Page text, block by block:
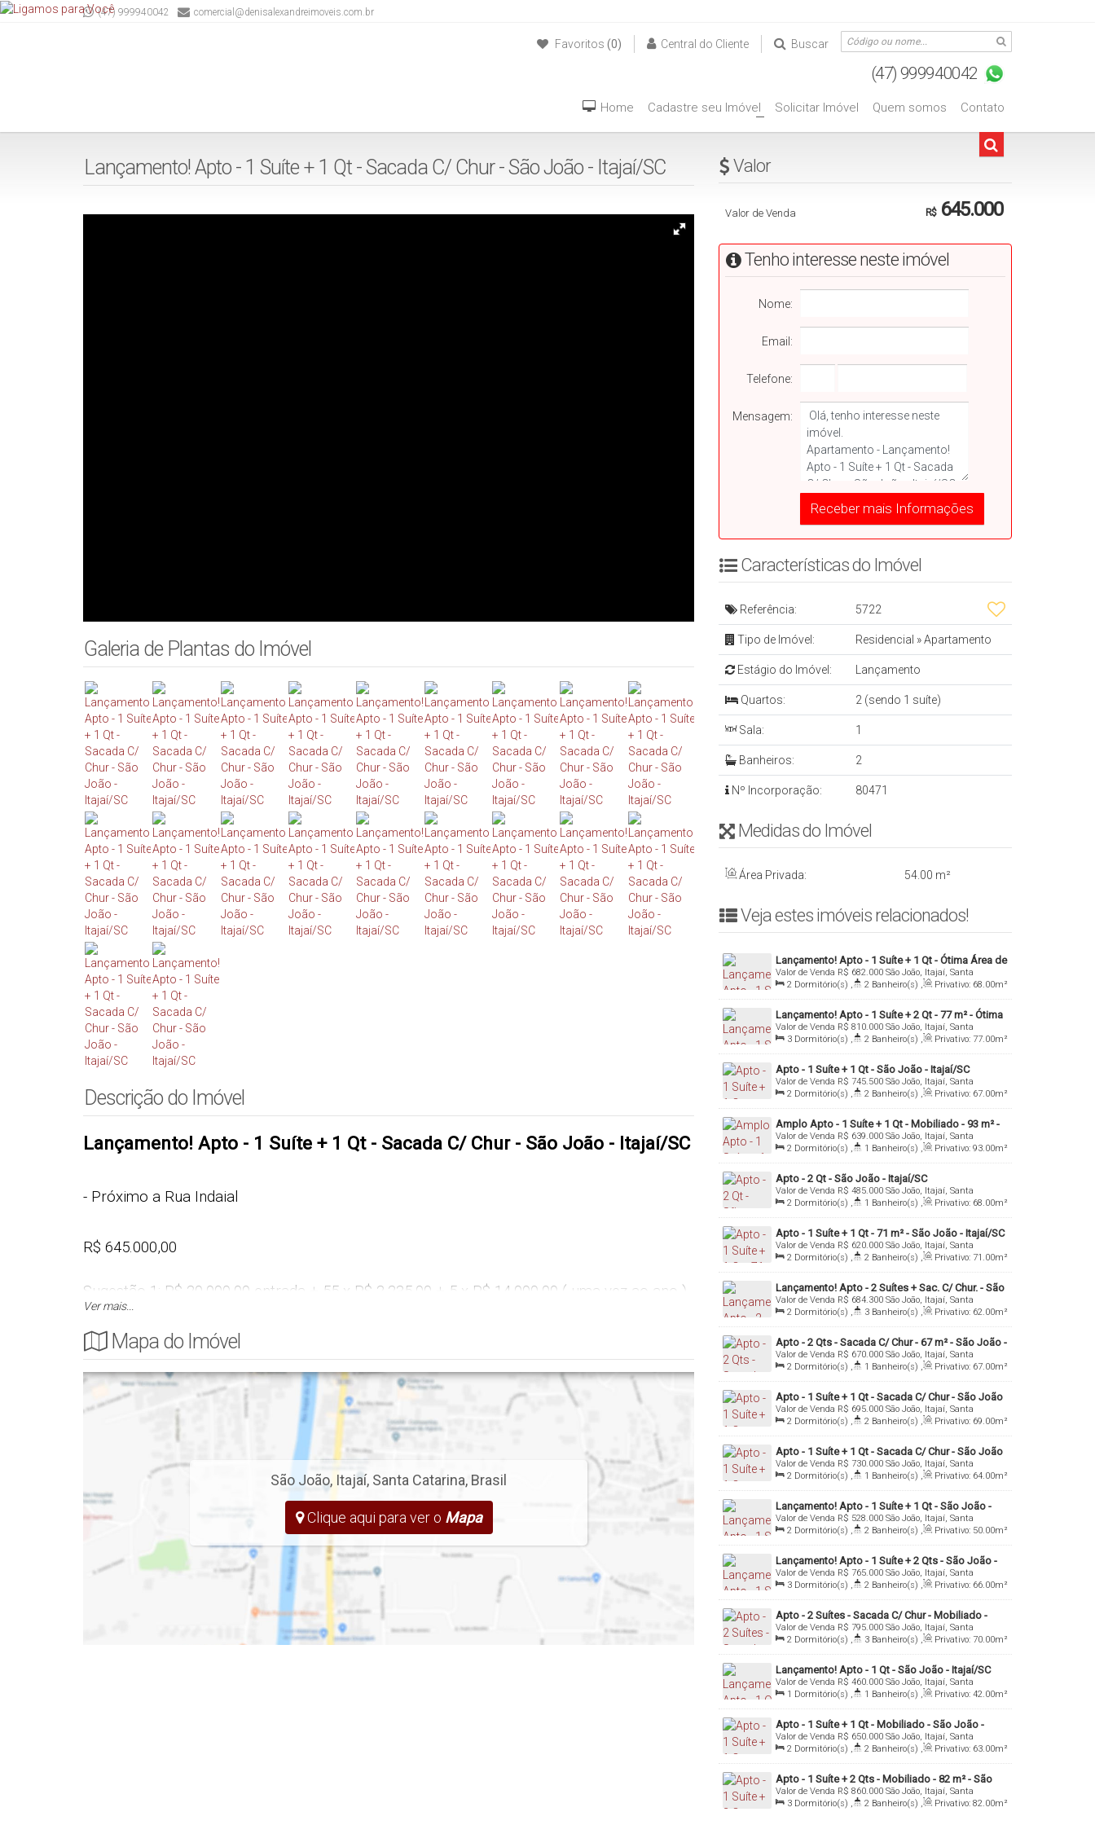
(47) 999940042 comercial@denisalexandreimoveis.com.br
Buscar
Central do Cliente
Favoritos (0)
(47) 999940042
Contato
Quem somos
Solicitar Imóvel
+
Cadastre seu Imóvel
Home
Lançamento! Apto - 1 Suíte + 1 Qt - Sacada C/ Chur - São João - Itajaí/SC
Galeria de Plantas do Imóvel
Descrição do Imóvel
Lançamento! Apto - 1 Suíte + 1 Qt - Sacada C/ Chur - São João - Itajaí/SC
- Próximo a Rua Indaial
R$ 645.000,00
Sugestão 1: R$ 20.000,00 entrada + 55 x R$ 2.235,00 + 5 x R$ 14.000,00 ( uma vez ao ano )
e após pronto parcelas fixas de R$ 4.140,00
Sugestão 2: R$ 20.000,00 entrada + 55 x R$ 2.235,00 + 5 x R$ 14.000,00 ( uma vez ao ano )
e após pronto parcelas que iniciam em R$ 5.006,00 e terminam em R$ 1.062,00
Cód.: 5722
APARTAMENTO
Ver mais...
Mapa do Imóvel
São João, Itajaí, Santa Catarina, Brasil
Clique aqui para ver o Mapa
Valorㅤㅤㅤㅤㅤㅤㅤㅤㅤㅤㅤㅤㅤ
R$645.000
Valor de Venda
Tenho interesse neste imóvel
Nome:
Email:
Telefone:
Mensagem:
Características do Imóvelㅤㅤㅤ ㅤ
Referência: 5722
Tipo de Imóvel: Residencial »Apartamento
Estágio do Imóvel: Lançamento
Quartos: 2 (sendo 1 suíte)
Sala: 1
Banheiros: 2
Nº Incorporação: 80471
Medidas do Imóvelㅤ ㅤㅤ ㅤㅤ ㅤ
Área Privada: 54 .00 m²
Veja estes imóveis relacionados!ㅤ
Lançamento! Apto - 1 Suíte + 1 Qt - Ótima Área de
Lazer - São João - Itajaí/SC
R$ 682.000
Valor de Venda
São João, Itajaí, Santa
Catarina, Brasil
2 Dormitório(s) , 2 Banheiro(s) , Privativo: 68.00m²
,
1 Sala(s) , 1 Suíte(s) , 1 Vaga(s) , Útil: 68.00m²
Lançamento! Apto - 1 Suíte + 2 Qt - 77 m² - Ótima
Área de Lazer - São João - Itajaí/SC
R$ 810.000
Valor de Venda
São João, Itajaí, Santa
Catarina, Brasil
3 Dormitório(s) , 2 Banheiro(s) , Privativo: 77.00m²
,
1 Sala(s) , 1 Suíte(s) , 1 Vaga(s) , Útil: 77.00m²
Apto - 1 Suíte + 1 Qt - São João - Itajaí/SC
R$ 745.500
Valor de Venda
São João, Itajaí, Santa
Catarina, Brasil
2 Dormitório(s) , 2 Banheiro(s) , Privativo: 67.00m²
,
1 Sala(s) , 1 Suíte(s) , 1 Vaga(s) , Útil: 67.00m²
Amplo Apto - 1 Suíte + 1 Qt - Mobiliado - 93 m² -
São João - Itajaí
R$ 639.000
Valor de Venda
São João, Itajaí, Santa
Catarina, Brasil
2 Dormitório(s) , 1 Banheiro(s) , Privativo: 93.00m²
,
1 Suíte(s) , Total: 142.00m² , 1 Vaga(s)
Apto - 2 Qt - São João - Itajaí/SC
R$ 485.000
Valor de Venda
São João, Itajaí, Santa
Catarina, Brasil
2 Dormitório(s) , 1 Banheiro(s) , Privativo: 68.00m²
,
1 Sala(s) , 1 Vaga(s) , Útil: 68.00m²
Apto - 1 Suíte + 1 Qt - 71 m² - São João - Itajaí/SC
R$ 620.000
Valor de Venda
São João, Itajaí, Santa
Catarina, Brasil
2 Dormitório(s) , 2 Banheiro(s) , Privativo: 71 .00m²
,
1 Sala(s) , 1 Suíte(s) , 1 Vaga(s) , Útil: 71.00m²
Lançamento! Apto - 2 Suítes + Sac. C/ Chur. - São
João - Itajaí/SC
R$ 684.300
Valor de Venda
São João, Itajaí, Santa
Catarina, Brasil
2 Dormitório(s) , 3 Banheiro(s) , Privativo: 62.00m²
,
1 Sala(s) , 2 Suíte(s) , Total: 91.00m² ,
1
Vaga(s)
Apto - 2 Qts - Sacada C/ Chur - 67 m² - São João -
Itajaí/SC
R$ 670.000
Valor de Venda
São João, Itajaí, Santa
Catarina, Brasil
2 Dormitório(s) , 1 Banheiro(s) , Privativo: 67.00m²
,
1 Sala(s) , 1 Vaga(s)
Apto - 1 Suíte + 1 Qt - Sacada C/ Chur - São João
- Itajaí/SC
R$ 695.000
Valor de Venda
São João, Itajaí, Santa
Catarina, Brasil
2 Dormitório(s) , 2 Banheiro(s) , Privativo: 69.00m²
,
1 Sala(s) , 1 Suíte(s) , 1 Vaga(s)
Apto - 1 Suíte + 1 Qt - Sacada C/ Chur - São João
- Itajaí/SC
R$ 730.000
Valor de Venda
São João, Itajaí, Santa
Catarina, Brasil
2 Dormitório(s) , 1 Banheiro(s) , Privativo: 64.00m²
,
1 Sala(s) , 1 Suíte(s) , 1 Vaga(s)
Lançamento! Apto - 1 Suíte + 1 Qt - São João -
Itajaí/SC
R$ 528.000
Valor de Venda
São João, Itajaí, Santa
Catarina, Brasil
2 Dormitório(s) , 2 Banheiro(s) , Privativo: 50.00m²
,
1 Sala(s) , 1 Suíte(s)
Lançamento! Apto - 1 Suíte + 2 Qts - São João -
Itajaí/SC
R$ 765.000
Valor de Venda
São João, Itajaí, Santa
Catarina, Brasil
3 Dormitório(s) , 2 Banheiro(s) , Privativo: 66.00m²
,
1 Sala(s) , 1 Suíte(s) , 1 Vaga(s)
Apto - 2 Suítes - Sacada C/ Chur - Mobiliado -
São João - Itajaí/SC
R$ 795.000
Valor de Venda
São João, Itajaí, Santa
Catarina, Brasil
2 Dormitório(s) , 3 Banheiro(s) , Privativo: 70.00m²
,
1 Sala(s) , 2 Suíte(s) , 1 Vaga(s)
Lançamento! Apto - 1 Qt - São João - Itajaí/SC
R$ 460.000
Valor de Venda
São João, Itajaí, Santa
Catarina, Brasil
1 Dormitório(s) , 1 Banheiro(s) , Privativo: 42.00m²
,
1 Sala(s) , Total: 68.00m² , 1 Vaga(s)
Apto - 1 Suíte + 1 Qt - Mobiliado - São João -
Itajaí/Sc
R$ 650.000
Valor de Venda
São João, Itajaí, Santa
Catarina, Brasil
2 Dormitório(s) , 2 Banheiro(s) , Privativo: 63.00m²
,
1 Sala(s) , 1 Suíte(s) , 1 Vaga(s)
Apto - 1 Suíte + 2 Qts - Mobiliado - 82 m² - São
João - Itajaí/SC
R$ 860.000
Valor de Venda
São João, Itajaí, Santa
Catarina, Brasil
3 Dormitório(s) , 2 Banheiro(s) , Privativo: 82.00m²